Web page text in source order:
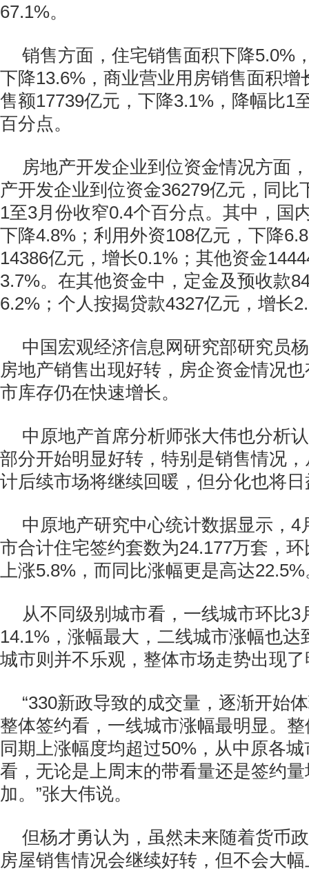
67.1%。
销售方面，住宅销售面积下降5.0%
下降13.6%，商业营业用房销售面积增
售额17739亿元，下降3.1%，降幅比1
百分点。
房地产开发企业到位资金情况方面
产开发企业到位资金36279亿元，同比
1至3月份收窄0.4个百分点。其中，国
下降4.8%；利用外资108亿元，下降
14386亿元，增长0.1%；其他资金
3.7%。在其他资金中，定金及预收款
6.2%；个人按揭贷款4327亿元，增长
中国宏观经济信息网研究部研究员
房地产销售出现好转，房企资金情况
市库存仍在快速增长。
中原地产首席分析师张大伟也分析
部分开始明显好转，特别是销售情况
计后续市场将继续回暖，但分化也将
中原地产研究中心统计数据显示，4
市合计住宅签约套数为24.177万套，
上涨5.8%，而同比涨幅更是高达22.5%
从不同级别城市看，一线城市环比3
14.1%，涨幅最大，二线城市涨幅也达
城市则并不乐观，整体市场走势出现
“330新政导致的成交量，逐渐开始
整体签约看，一线城市涨幅最明显。
同期上涨幅度均超过50%，从中原各
看，无论是上周末的带看量还是签约
加。”张大伟说。
但杨才勇认为，虽然未来随着货币
房屋销售情况会继续好转，但不会大